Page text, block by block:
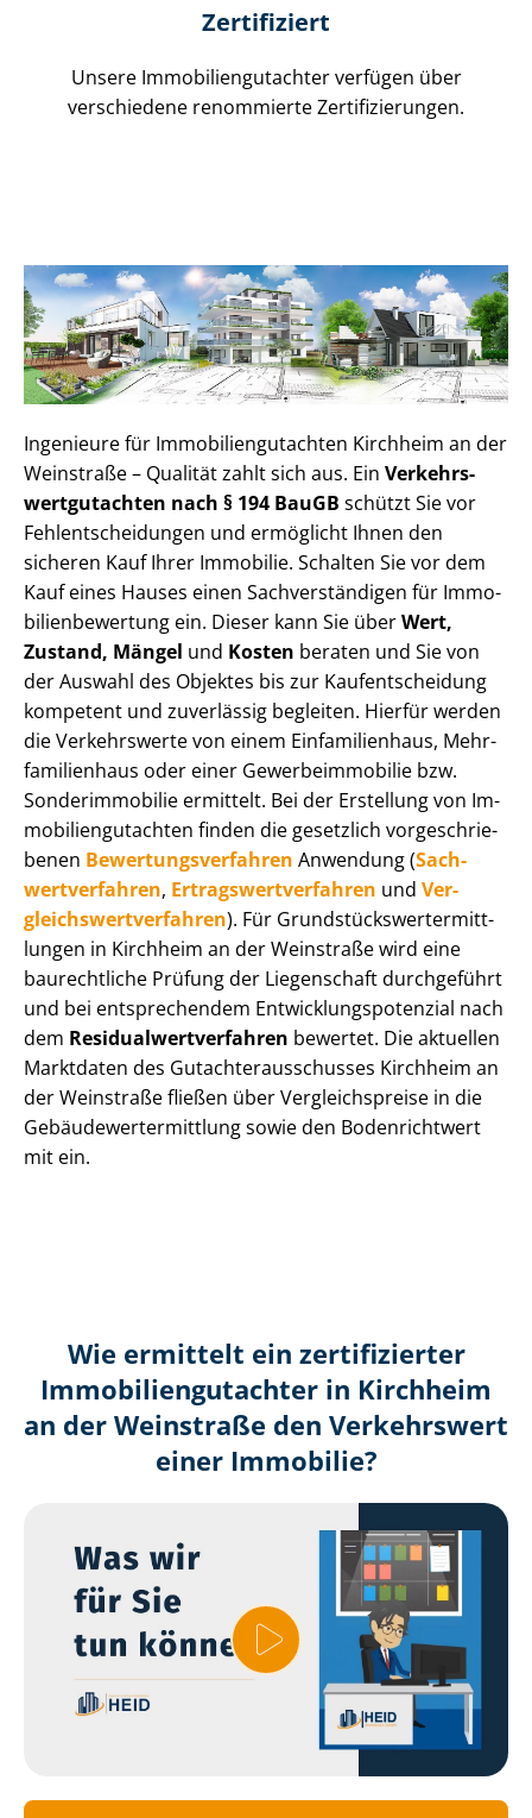
Zertifiziert
Unsere Immobilien­gutachter verfügen über
verschiedene renommierte Zer­ti­fi­zie­run­gen.
Ingenieure für Im­mo­bi­li­en­gut­ach­ten Kirchheim an der
Weinstraße – Qualität zahlt sich aus. Ein Ver­kehrs­
wert­gut­ach­ten nach § 194 BauGB schützt Sie vor
Fehl­ent­schei­dun­gen und ermöglicht Ihnen den
sicheren Kauf Ihrer Immobilie. Schalten Sie vor dem
Kauf eines Hauses einen Sach­ver­stän­di­gen für Im­mo­
bi­li­en­be­wer­tung ein. Dieser kann Sie überWert,
Zustand, Mängel und Kosten beraten und Sie von
der Auswahl des Objektes bis zur Kauf­ent­schei­dung
kompetent und zuverlässig begleiten. Hierfür werden
die Verkehrswerte von einem Einfamilienhaus, Mehr­
fa­mi­li­en­haus oder einer Ge­wer­be­im­mo­bi­lie bzw.
Sonderimmobilie ermittelt. Bei der Erstellung von Im­
mo­bi­li­en­gut­ach­ten finden die gesetzlich vor­ge­schrie­
be­nen Be­wer­tungs­ver­fah­ren Anwendung (Sach­
wert­ver­fah­ren, Er­trags­wert­ver­fah­ren und Ver­
gleichs­wert­ver­fah­ren). Für Grund­stücks­wert­ermitt­
lun­gen in Kirchheim an der Weinstraße wird eine
baurechtliche Prüfung der Liegenschaft durchgeführt
und bei entsprechendem Ent­wick­lungs­po­ten­zi­al nach
dem Re­si­du­al­wert­ver­fah­ren bewertet. Die aktuellen
Marktdaten des Gut­ach­ter­aus­schus­ses Kirchheim an
der Weinstraße fließen über Ver­gleichs­prei­se in die
Ge­bäu­de­wert­ermitt­lung sowie den Bodenrichtwert
mit ein.
Wie ermittelt ein zertifizierter
Immobilien­gutachter in Kirchheim
an der Weinstraße den Verkehrswert
einer Immobilie?